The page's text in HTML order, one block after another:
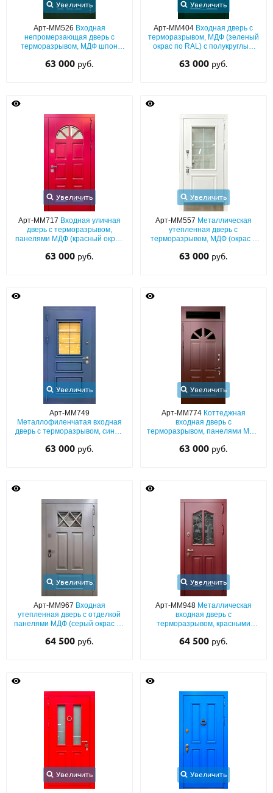
Увеличить
Арт-ММ526 Входная
непромерзающая дверь с
терморазрывом, МДФ шпон
со стеклопакетом
63 000 руб.
Увеличить
Арт-ММ404 Входная дверь с
терморазрывом, МДФ (зеленый
окрас по RAL) с полукруглым
63 000 руб.
Увеличить
Арт-ММ717 Входная уличная
дверь с терморазрывом,
панелями МДФ (красный окрас
63 000 руб.
Увеличить
Арт-ММ557 Металлическая
утепленная дверь с
терморазрывом, МДФ (окрас в
со стеклопакетом и отбойником
63 000 руб.
Увеличить
Арт-ММ749
Металлофиленчатая входная
дверь с терморазрывом, синим
ковкой и стеклом
63 000 руб.
Увеличить
Арт-ММ774 Коттеджная
входная дверь с
терморазрывом, панелями МДФ
остекленной фрамугой
63 000 руб.
Увеличить
Арт-ММ967 Входная
утепленная дверь с отделкой
панелями МДФ (серый окрас по
стеклом с импостами
64 500 руб.
Увеличить
Арт-ММ948 Металлическая
входная дверь с
терморазрывом, красными
багетным раскладом, ковкой и
64 500 руб.
Увеличить Увеличить